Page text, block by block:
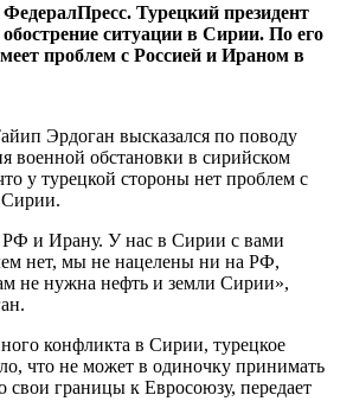
Турецкий президент
ситуации в Сирии. По его
проблем с Россией и Ираном в
Эрдоган высказался по поводу
военной обстановки в сирийском
у турецкой стороны нет проблем с
и Ирану. У нас в Сирии с вами
нет, мы не нацелены ни на РФ,
не нужна нефть и земли Сирии»,
конфликта в Сирии, турецкое
что не может в одиночку принимать
границы к Евросоюзу, передает